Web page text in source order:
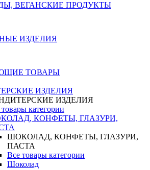
ВЕГАНСКИЕ ПРОДУКТЫ
ИЗДЕЛИЯ
ТОВАРЫ
ИЗДЕЛИЯ
ИЗДЕЛИЯ
категории
КОНФЕТЫ, ГЛАЗУРИ,
ШОКОЛАД, КОНФЕТЫ, ГЛАЗУРИ,
ПАСТА
Все товары категории
Шоколад